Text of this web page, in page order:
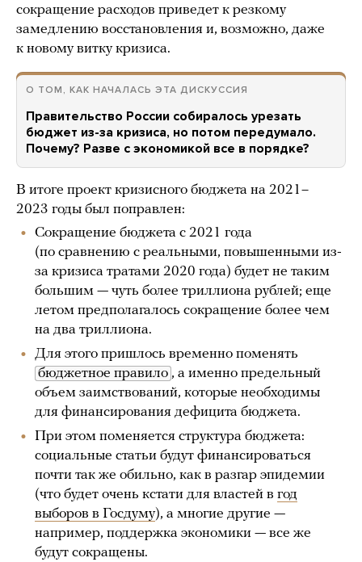
сокращение расходов приведет к резкому
замедлению восстановления и, возможно, даже
к новому витку кризиса.
О ТОМ, КАК НАЧАЛАСЬ ЭТА ДИСКУССИЯ
Правительство России собиралось урезать
бюджет из-за кризиса, но потом передумало.
Почему? Разве с экономикой все в порядке?
В итоге проект кризисного бюджета на 2021–
2023 годы был поправлен:
Сокращение бюджета с 2021 года
(по сравнению с реальными, повышенными из-
за кризиса тратами 2020 года) будет не таким
большим — чуть более триллиона рублей; еще
летом предполагалось сокращение более чем
на два триллиона.
Для этого пришлось временно поменять
бюджетное правило , а именно предельный
объем заимствований, которые необходимы
для финансирования дефицита бюджета.
При этом поменяется структура бюджета:
социальные статьи будут финансироваться
почти так же обильно, как в разгар эпидемии
(что будет очень кстати для властей в год
выборов в Госдуму), а многие другие —
например, поддержка экономики — все же
будут сокращены.